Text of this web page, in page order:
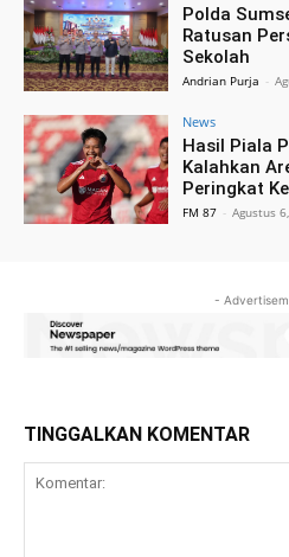
Polda
Ratusan
Sekolah
Andrian Purja -
News
Hasil Piala
Kalahkan
Peringkat
FM 87 - Agustus
-
TINGGALKAN KOMENTAR